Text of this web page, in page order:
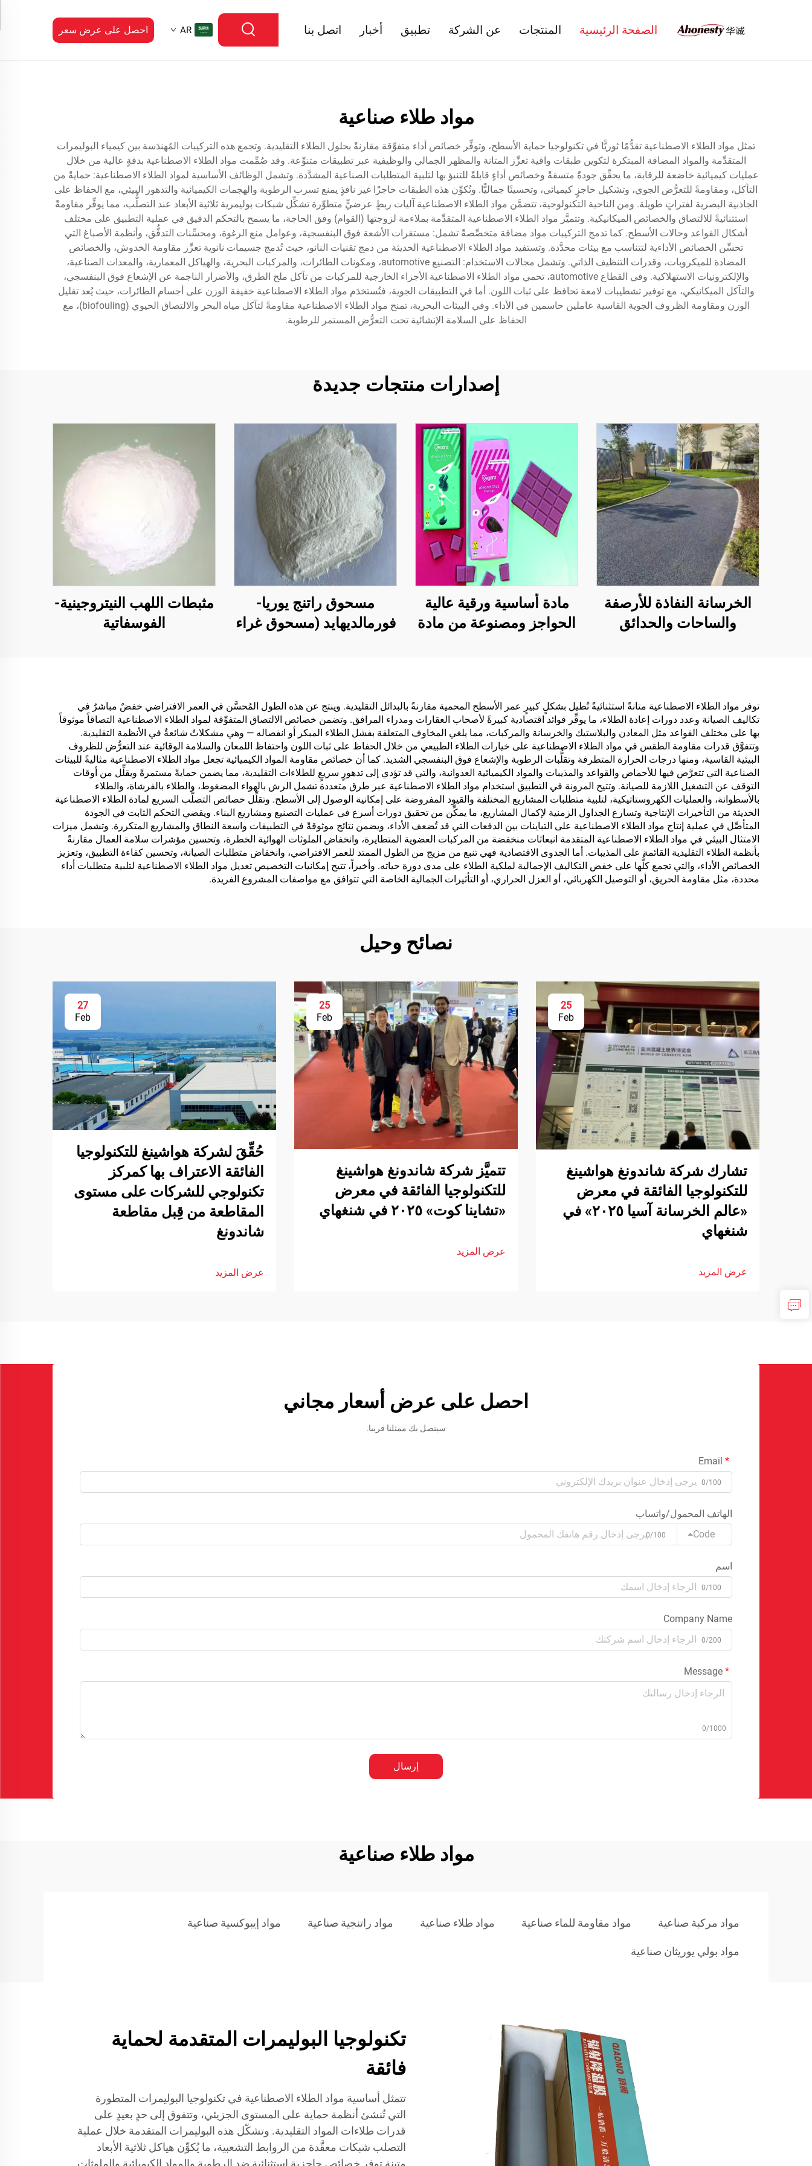
الصفحة الرئيسية المنتجات عن الشركة تطبيق أخبار اتصل بنا AR احصل على عرض سعر
مواد طلاء صناعية
تمثل مواد الطلاء الاصطناعية تقدُّمًا ثوريًّا في تكنولوجيا حماية الأسطح، وتوفِّر خصائص أداء متفوِّقة مقارنةً بحلول الطلاء التقليدية. وتجمع هذه التركيبات المُهندَسة بين كيمياء البوليمرات
المتقدِّمة والمواد المضافة المبتكرة لتكوين طبقات واقية تعزِّز المتانة والمظهر الجمالي والوظيفية عبر تطبيقات متنوِّعة. وقد صُمِّمت مواد الطلاء الاصطناعية بدقةٍ عالية من خلال
عمليات كيميائية خاضعة للرقابة، ما يحقِّق جودةً متسقةً وخصائص أداءٍ قابلةً للتنبؤ بها لتلبية المتطلبات الصناعية المشدَّدة. وتشمل الوظائف الأساسية لمواد الطلاء الاصطناعية: حمايةً من
التآكل، ومقاومةً للتعرُّض الجوي، وتشكيل حاجزٍ كيميائي، وتحسينًا جماليًّا. وتُكوِّن هذه الطبقات حاجزًا غير نافذٍ يمنع تسرب الرطوبة والهجمات الكيميائية والتدهور البيئي، مع الحفاظ على
الجاذبية البصرية لفتراتٍ طويلة. ومن الناحية التكنولوجية، تتضمَّن مواد الطلاء الاصطناعية آليات ربطٍ عرضيٍّ متطوِّرة تشكِّل شبكات بوليمرية ثلاثية الأبعاد عند التصلُّب، مما يوفِّر مقاومةً
استثنائيةً للالتصاق والخصائص الميكانيكية. وتتميَّز مواد الطلاء الاصطناعية المتقدِّمة بملاءمة لزوجتها (القوام) وفق الحاجة، ما يسمح بالتحكم الدقيق في عملية التطبيق على مختلف
أشكال القواعد وحالات الأسطح. كما تدمج التركيبات مواد مضافة متخصِّصةً تشمل: مستقرات الأشعة فوق البنفسجية، وعوامل منع الرغوة، ومحسِّنات التدفُّق، وأنظمة الأصباغ التي
تحسِّن الخصائص الأداءية لتتناسب مع بيئات محدَّدة. وتستفيد مواد الطلاء الاصطناعية الحديثة من دمج تقنيات النانو، حيث تُدمج جسيمات نانوية تعزِّز مقاومة الخدوش، والخصائص
المضادة للميكروبات، وقدرات التنظيف الذاتي. وتشمل مجالات الاستخدام: التصنيع automotive، ومكونات الطائرات، والمركبات البحرية، والهياكل المعمارية، والمعدات الصناعية،
والإلكترونيات الاستهلاكية. وفي القطاع automotive، تحمي مواد الطلاء الاصطناعية الأجزاء الخارجية للمركبات من تآكل ملح الطرق، والأضرار الناجمة عن الإشعاع فوق البنفسجي،
والتآكل الميكانيكي، مع توفير تشطيبات لامعة تحافظ على ثبات اللون. أما في التطبيقات الجوية، فتُستخدَم مواد الطلاء الاصطناعية خفيفة الوزن على أجسام الطائرات، حيث يُعد تقليل
الوزن ومقاومة الظروف الجوية القاسية عاملين حاسمين في الأداء. وفي البيئات البحرية، تمنح مواد الطلاء الاصطناعية مقاومةً لتآكل مياه البحر والالتصاق الحيوي (biofouling)، مع
الحفاظ على السلامة الإنشائية تحت التعرُّض المستمر للرطوبة.
إصدارات منتجات جديدة
الخرسانة النفاذة للأرصفة
والساحات والحدائق
الإسفنجية
مادة أساسية ورقية عالية
الحواجز ومصنوعة من مادة
والشوكولاتة والمعجنات
والتوابل
مسحوق راتنج يوريا-
فورمالديهايد (مسحوق غراء
الخشب الرقائقي متعدد
الطبقات، والألواح الخشبية
الدقيقة، والألواح الصديقة
للبيئة، وألواح الحبيبات
المغشاة بطبقة خشبية،
وغيرها.
مثبطات اللهب النيتروجينية-
الفوسفاتية
توفر مواد الطلاء الاصطناعية متانةً استثنائيةً تُطيل بشكلٍ كبيرٍ عمر الأسطح المحمية مقارنةً بالبدائل التقليدية. وينتج عن هذه الطول المُحسَّن في العمر الافتراضي خفضٌ مباشرٌ في
تكاليف الصيانة وعدد دورات إعادة الطلاء، ما يوفِّر فوائد اقتصادية كبيرةً لأصحاب العقارات ومدراء المرافق. وتضمن خصائص الالتصاق المتفوِّقة لمواد الطلاء الاصطناعية التصاقاً موثوقاً
بها على مختلف القواعد مثل المعادن والبلاستيك والخرسانة والمركبات، مما يلغي المخاوف المتعلقة بفشل الطلاء المبكر أو انفصاله — وهي مشكلاتٌ شائعةٌ في الأنظمة التقليدية.
وتتفوَّق قدرات مقاومة الطقس في مواد الطلاء الاصطناعية على خيارات الطلاء الطبيعي من خلال الحفاظ على ثبات اللون واحتفاظ اللمعان والسلامة الوقائية عند التعرُّض للظروف
البيئية القاسية، ومنها درجات الحرارة المتطرفة وتقلُّبات الرطوبة والإشعاع فوق البنفسجي الشديد. كما أن خصائص مقاومة المواد الكيميائية تجعل مواد الطلاء الاصطناعية مثاليةً للبيئات
الصناعية التي تتعرَّض فيها للأحماض والقواعد والمذيبات والمواد الكيميائية العدوانية، والتي قد تؤدي إلى تدهورٍ سريعٍ للطلاءات التقليدية، مما يضمن حمايةً مستمرةً ويقلِّل من أوقات
التوقف عن التشغيل اللازمة للصيانة. وتتيح المرونة في التطبيق استخدام مواد الطلاء الاصطناعية عبر طرق متعددة تشمل الرش بالهواء المضغوط، والطلاء بالفرشاة، والطلاء
بالأسطوانة، والعمليات الكهروستاتيكية، لتلبية متطلبات المشاريع المختلفة والقيود المفروضة على إمكانية الوصول إلى الأسطح. وتقلِّل خصائص التصلُّب السريع لمادة الطلاء الاصطناعية
الحديثة من التأخيرات الإنتاجية وتسارع الجداول الزمنية لإكمال المشاريع، ما يمكِّن من تحقيق دورات أسرع في عمليات التصنيع ومشاريع البناء. ويقضي التحكم الثابت في الجودة
المتأصِّل في عملية إنتاج مواد الطلاء الاصطناعية على التباينات بين الدفعات التي قد تُضعف الأداء، ويضمن نتائج موثوقةً في التطبيقات واسعة النطاق والمشاريع المتكررة. وتشمل ميزات
الامتثال البيئي في مواد الطلاء الاصطناعية المتقدمة انبعاثات منخفضة من المركبات العضوية المتطايرة، وانخفاض الملوثات الهوائية الخطرة، وتحسين مؤشرات سلامة العمال مقارنةً
بأنظمة الطلاء التقليدية القائمة على المذيبات. أما الجدوى الاقتصادية فهي تنبع من مزيج من الطول الممتد للعمر الافتراضي، وانخفاض متطلبات الصيانة، وتحسين كفاءة التطبيق، وتعزيز
الخصائص الأداء، والتي تجمع كلُّها على خفض التكاليف الإجمالية لملكية الطلاء على مدى دورة حياته. وأخيراً، تتيح إمكانيات التخصيص تعديل مواد الطلاء الاصطناعية لتلبية متطلبات أداء
محددة، مثل مقاومة الحريق، أو التوصيل الكهربائي، أو العزل الحراري، أو التأثيرات الجمالية الخاصة التي تتوافق مع مواصفات المشروع الفريدة.
نصائح وحيل
25
Feb
تشارك شركة شاندونغ هواشينغ
للتكنولوجيا الفائقة في معرض
«عالم الخرسانة آسيا ٢٠٢٥» في
شنغهاي
عرض المزيد
25
Feb
تتميَّز شركة شاندونغ هواشينغ
للتكنولوجيا الفائقة في معرض
«تشاينا كوت» ٢٠٢٥ في شنغهاي
عرض المزيد
27
Feb
حُقِّقَ لشركة هواشينغ للتكنولوجيا
الفائقة الاعتراف بها كمركز
تكنولوجي للشركات على مستوى
المقاطعة من قِبل مقاطعة
شاندونغ
عرض المزيد
احصل على عرض أسعار مجاني
سيتصل بك ممثلنا قريبا.
0/100
الهاتف المحمول/واتساب
Code
0/100
اسم
0/100
Company Name
0/200
0/1000
إرسال
مواد طلاء صناعية
مواد مركبة صناعية مواد مقاومة للماء صناعية مواد طلاء صناعية مواد راتنجية صناعية مواد إيبوكسية صناعية
مواد بولي يوريثان صناعية
تكنولوجيا البوليمرات المتقدمة لحماية
فائقة
تتمثل أساسية مواد الطلاء الاصطناعية في تكنولوجيا البوليمرات المتطورة
التي تُنشئ أنظمة حماية على المستوى الجزيئي، وتتفوق إلى حدٍ بعيدٍ على
قدرات طلاءات المواد التقليدية. وتشكّل هذه البوليمرات المتقدمة خلال عملية
التصلب شبكات معقَّدة من الروابط التشعبية، ما يُكوِّن هياكل ثلاثية الأبعاد
متينة توفر خصائص حاجزية استثنائية ضد الرطوبة والمواد الكيميائية والملوثات